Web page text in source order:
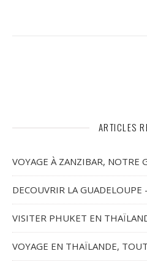
ARTICLES
VOYAGE À ZANZIBAR, NOTRE
DECOUVRIR LA
VISITER PHUKET EN
VOYAGE EN THAÏLANDE,